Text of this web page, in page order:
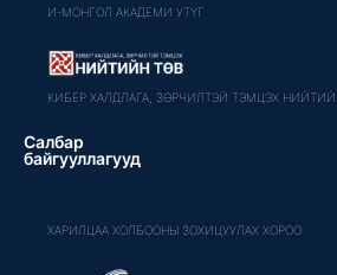
И-МОНГОЛ АКАДЕМИ УТҮГ
КИБЕР ХАЛДЛАГА, ЗӨРЧИЛТЭЙ ТЭМЦЭХ
Салбар
байгууллагууд
ХАРИЛЦАА ХОЛБООНЫ ЗОХИЦУУЛАХ ХОРОО